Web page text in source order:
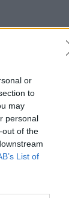
or
to
may
personal
out of the
List of